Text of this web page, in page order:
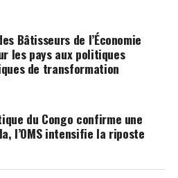
Bâtisseurs de l’Économie
les pays aux politiques
de transformation
du Congo confirme une
l’OMS intensifie la riposte